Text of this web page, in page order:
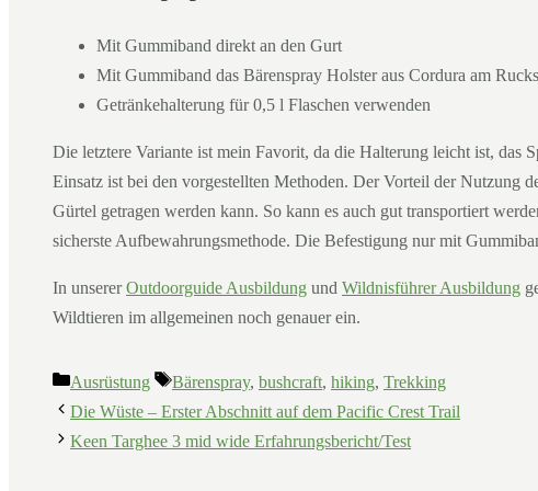
Mit Gummiband direkt an den Gurt
Mit Gummiband das Bärenspray Holster aus Cordura am
Getränkehalterung für 0,5 l Flaschen verwenden
Die letztere Variante ist mein Favorit, da die Halterung leicht ist, das
Einsatz ist bei den vorgestellten Methoden. Der Vorteil der Nutzung
Gürtel getragen werden kann. So kann es auch gut transportiert
sicherste Aufbewahrungsmethode. Die Befestigung nur mit
In unsererOutdoorguide Ausbildung und Wildnisführer Ausbildung
Wildtieren im allgemeinen noch genauer ein.
Kategorien
Ausrüstung Schlagwörter
Bärenspray, bushcraft, hiking, Trekking
Die Wüste – Erster Abschnitt auf dem Pacific Crest Trail
Keen Targhee 3 mid wide Erfahrungsbericht/Test